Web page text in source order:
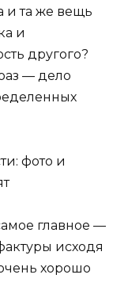
и та же вещь
и
другого?
— дело
главное —
исходя
хорошо